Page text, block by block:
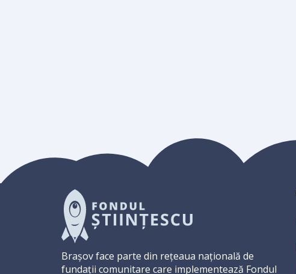
Brașov face parte din rețeaua națională de
fundații comunitare care implementează Fondul